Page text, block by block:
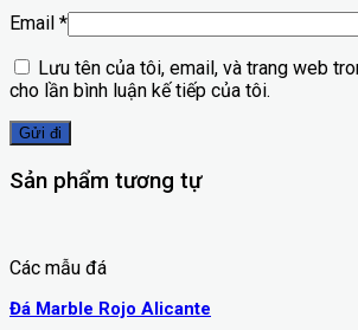
Email *
Lưu tên của tôi, email, và trang web
cho lần bình luận kế tiếp của tôi.
Sản phẩm tương tự
Các mẫu đá
Đá Marble Rojo Alicante